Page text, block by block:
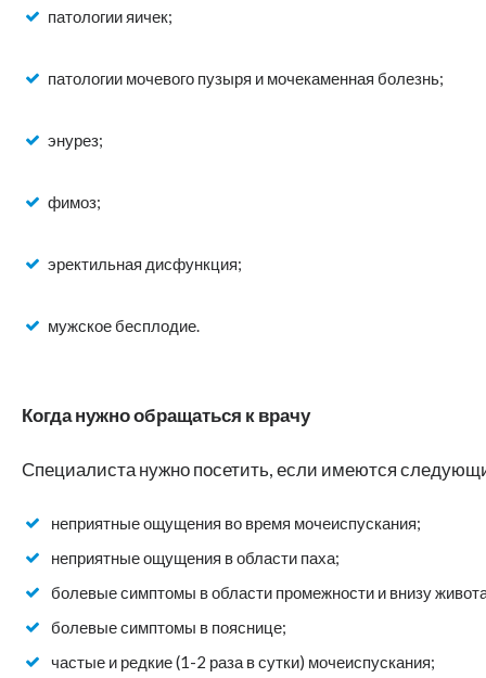
патологии яичек;
патологии мочевого пузыря и мочекаменная болезнь;
энурез;
фимоз;
эректильная дисфункция;
мужское бесплодие.
Когда нужно обращаться к врачу
Специалиста нужно посетить, если имеются
неприятные ощущения во время мочеиспускания;
неприятные ощущения в области паха;
болевые симптомы в области промежности и внизу
болевые симптомы в пояснице;
частые и редкие (1-2 раза в сутки) мочеиспускания;